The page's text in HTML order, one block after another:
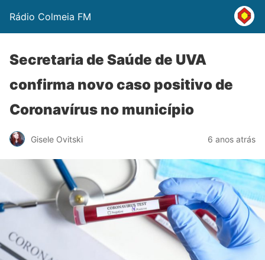
Rádio Colmeia FM
Secretaria de Saúde de UVA
confirma novo caso positivo de
Coronavírus no município
Gisele Ovitski 6 anos atrás